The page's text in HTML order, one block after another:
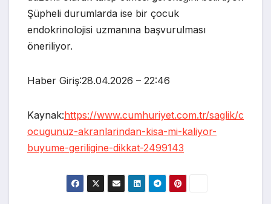
Şüpheli durumlarda ise bir çocuk
endokrinolojisi uzmanına başvurulması
öneriliyor.
Haber Giriş:28.04.2026 – 22:46
Kaynak:https://www.cumhuriyet.com.tr/saglik/c
ocugunuz-akranlarindan-kisa-mi-kaliyor-
buyume-geriligine-dikkat-2499143